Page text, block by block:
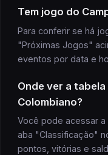
Tem jogo do
Para conferir se há
"Próximas Jogos"
eventos por data e
Onde ver a tabela
Colombiano?
Você pode acessar
aba "Classificação"
pontos, vitórias e